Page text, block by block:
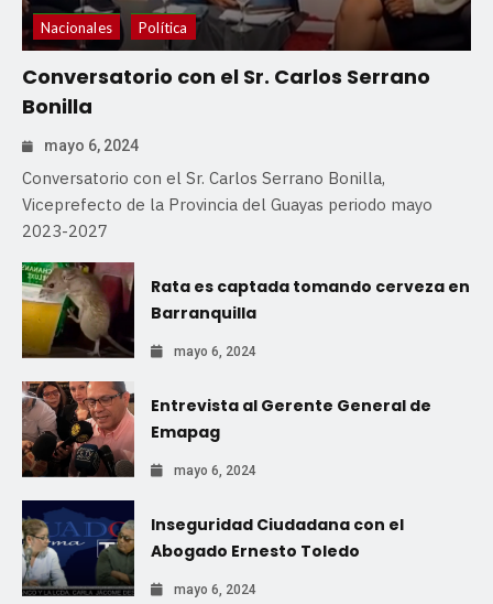
Nacionales Política
Conversatorio con el Sr. Carlos Serrano
Bonilla
mayo 6, 2024
Conversatorio con el Sr. Carlos Serrano Bonilla,
Viceprefecto de la Provincia del Guayas periodo mayo
2023-2027
Rata es captada tomando cerveza en
Barranquilla
mayo 6, 2024
Entrevista al Gerente General de
Emapag
mayo 6, 2024
Inseguridad Ciudadana con el
Abogado Ernesto Toledo
mayo 6, 2024